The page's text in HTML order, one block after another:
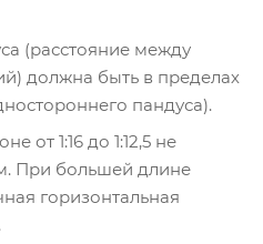
(расстояние между
должна быть в пределах
пандуса).
от 1:16 до 1:12,5 не
При большей длине
горизонтальная